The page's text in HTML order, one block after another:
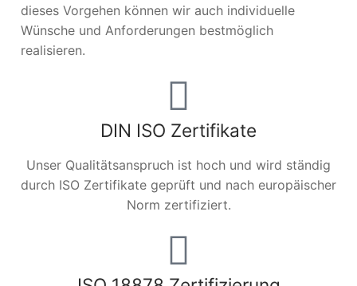
dieses Vorgehen können wir auch individuelle
Wünsche und Anforderungen bestmöglich
realisieren.
DIN ISO Zertifikate
Unser Qualitätsanspruch ist hoch und wird ständig
durch ISO Zertifikate geprüft und nach europäischer
Norm zertifiziert.